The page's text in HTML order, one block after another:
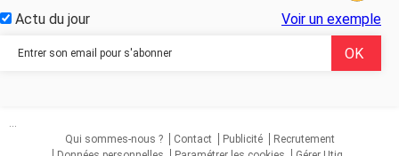
Actu du jour Voir un exemple
...
Qui sommes-nous ?
Contact Publicité
Recrutement